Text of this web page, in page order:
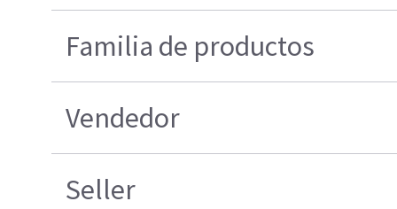
Familia de productos
Vendedor
Seller